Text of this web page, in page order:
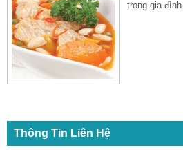
trong gia
Thông Tin Liên Hệ